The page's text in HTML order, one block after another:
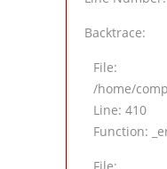
Backtrace:
File:
/home/
Line: 410
Function: